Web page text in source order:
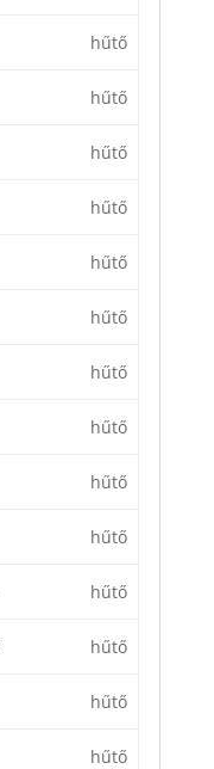
hűtő
hűtő
hűtő
hűtő
hűtő
hűtő
hűtő
hűtő
hűtő
hűtő
hűtő
hűtő
hűtő
hűtő